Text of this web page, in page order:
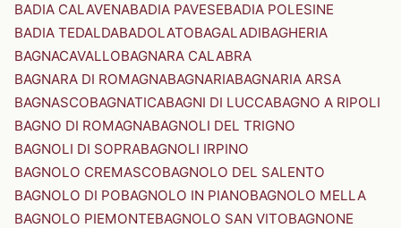
BADIA CALAVENABADIA PAVESEBADIA POLESINE
BADIA TEDALDABADOLATOBAGALADIBAGHERIA
BAGNACAVALLOBAGNARA CALABRA
BAGNARA DI ROMAGNABAGNARIABAGNARIA ARSA
BAGNASCOBAGNATICABAGNI DI LUCCABAGNO A RIPOLI
BAGNO DI ROMAGNABAGNOLI DEL TRIGNO
BAGNOLI DI SOPRABAGNOLI IRPINO
BAGNOLO CREMASCOBAGNOLO DEL SALENTO
BAGNOLO DI POBAGNOLO IN PIANOBAGNOLO MELLA
BAGNOLO PIEMONTEBAGNOLO SAN VITOBAGNONE